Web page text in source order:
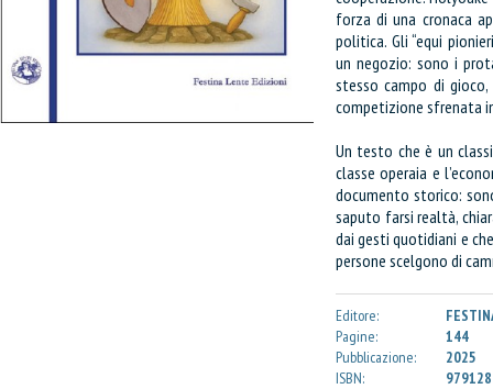
forza di una cronaca
politica. Gli “equi
un negozio: sono i
stesso campo di
competizione sfrenata
Un testo che è un
classe operaia e
documento storico:
saputo farsi realtà,
dai gesti quotidiani e
persone scelgono di
Editore:
Pagine:
144
Pubblicazione:
2025
ISBN: